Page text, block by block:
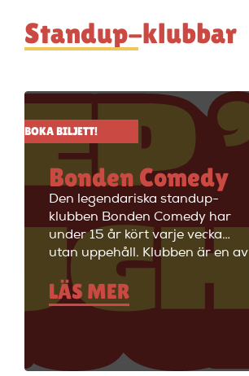
Standup-klubbar
BOKA BILJETT!
Bonden Comedy
Den legendariska standup-
klubben Bonden Comedy har
under 15 år kört varje vecka
utan uppehåll. Klubben är en av
Stockholms äldsta
standupklubbar och är känd för
att ha de bästa komikerna i
välkommen till Big Ben Stand
LÄS MER